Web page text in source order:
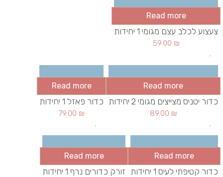
Read more
צעצוע לכלב עצם מגומי 1 יחידות
59.00 ₪
Read more
כדור יטניס מצייצים מגומי 2 יחידות
89.00 ₪
Read more
כדור פאזל 1 יחידות
79.00 ₪
Read more
כדור קטיפתי לעיס 1 יחידות
Read more
זורק כדורים נרף 1 יחידות